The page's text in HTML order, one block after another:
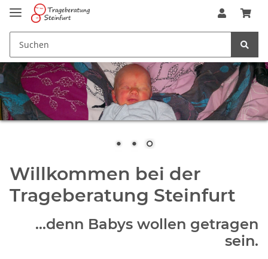
Willkommen bei der
Trageberatung Steinfurt
...denn Babys wollen getragen
sein.